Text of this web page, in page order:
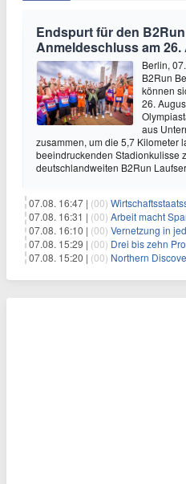
Endspurt für den
Anmeldeschluss am
Berlin,
B2Run
können
26.
aus
zusammen, um die 5,7 Kilometer
beeindruckenden Stadionkulisse
deutschlandweiten B2Run
07.08. 16:47 | (00) Wirtschaftsstaatssekretär
07.08. 16:31 | (00) Arbeit macht
07.08. 16:10 | (00) Vernetzung in jeder
07.08. 15:29 | (00) Drei bis zehn Prozent,
07.08. 15:20 | (00) Northern Discovery Metals gibt